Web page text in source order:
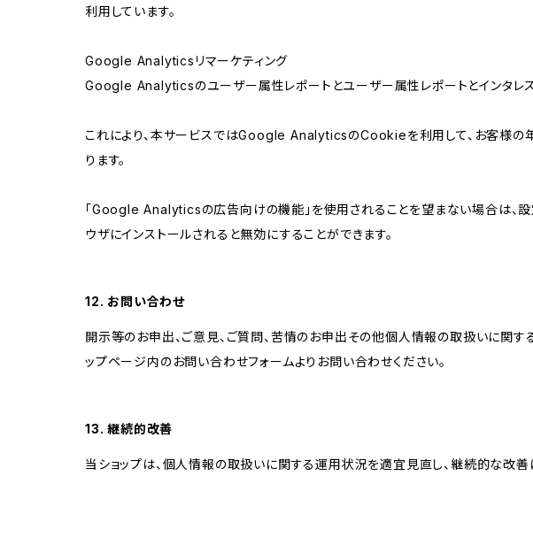
利用しています。
Google Analyticsリマーケティング
Google Analyticsのユーザー属性レポートとユーザー属性レポートとインタレ
これにより、本サービスではGoogle AnalyticsのCookieを利用して、お客様の
ります。
「Google Analyticsの広告向けの機能」を使用されることを望まない場合は、
ウザにインストールされると無効にすることができます。
12. お問い合わせ
開示等のお申出、ご意見、ご質問、苦情のお申出その他個人情報の取扱いに関す
ップページ内のお問い合わせフォームよりお問い合わせください。
13. 継続的改善
当ショップは、個人情報の取扱いに関する運用状況を適宜見直し、継続的な改善